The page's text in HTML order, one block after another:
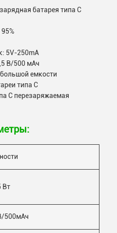
батарея типа С
5V-250mA
В/500 мАч
емкости
типа С
С перезаряжаемая
Вт
500мАч